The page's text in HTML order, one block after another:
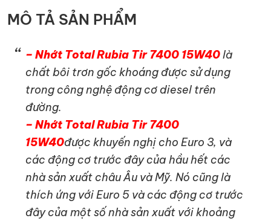
MÔ TẢ SẢN PHẨM
– Nhớt Total Rubia Tir 7400 15W40là
chất bôi trơn gốc khoáng được sử dụng
trong công nghệ động cơ diesel trên
đường.
– Nhớt Total Rubia Tir 7400
15W40được khuyến nghị cho Euro 3, và
các động cơ trước đây của hầu hết các
nhà sản xuất châu Âu và Mỹ. Nó cũng là
thích ứng với Euro 5 và các động cơ trước
đây của một số nhà sản xuất với khoảng